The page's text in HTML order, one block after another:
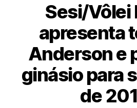
Sesi/Vôlei
apresenta
Anderson e
ginásio para
de